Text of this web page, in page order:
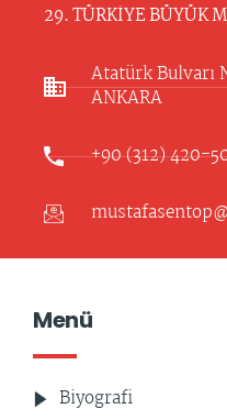
29. TÜRKİYE BÜYÜK
Atatürk Bulvarı
ANKARA​
+90 (312) 420-
Menü
Biyografi